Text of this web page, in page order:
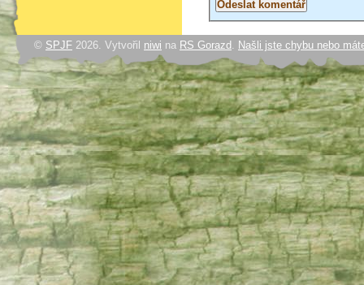
© SPJF 2026. Vytvořil niwi na RS Gorazd . Našli jste chybu nebo